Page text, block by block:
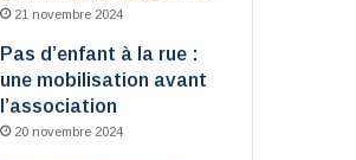
21 novembre 2024
Pas d’enfant à la rue :
une mobilisation avant
l’association
20 novembre 2024